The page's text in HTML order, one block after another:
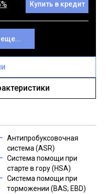
Купить в кредит
еще...
Антипробуксовочная
система (ASR)
Система помощи при
старте в гору (HSA)
Система помощи при
торможении (BAS; EBD)